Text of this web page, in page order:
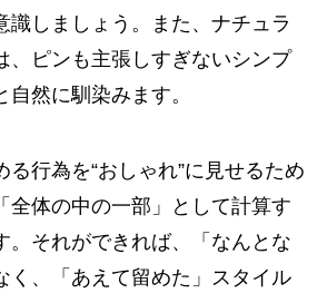
識しましょう。また、ナチュラ
、ピンも主張しすぎないシンプ
然に馴染みます。
る行為を“おしゃれ”に見せるため
全体の中の一部」として計算す
。それができれば、「なんとな
く、「あえて留めた」スタイル